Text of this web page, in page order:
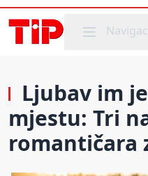
Mobile menu
Ljubav im
mjestu: Tri
romantičara